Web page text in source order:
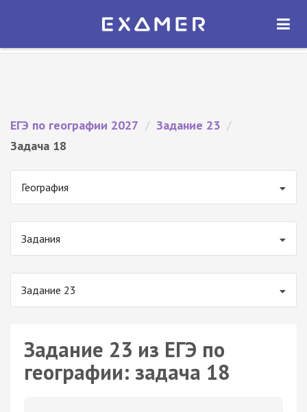
Экзамер — ЕГЭ 2027
ОТКРЫТЬ
ЕГЭ по географии 2027 / Задание 23 /
Задача 18
География
Задания
Задание 23
Задание 23 из ЕГЭ по
географии: задача 18